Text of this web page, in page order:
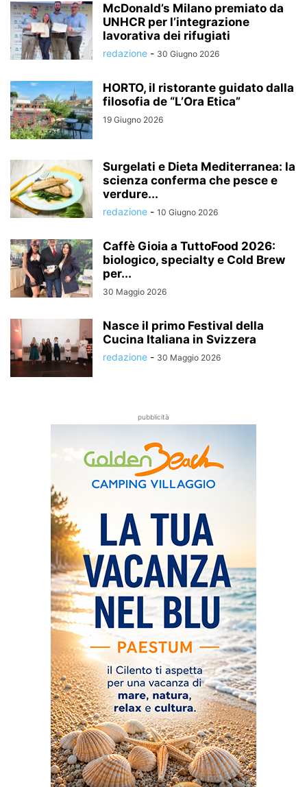
McDonald’s Milano premiato da
UNHCR per l’integrazione
lavorativa dei rifugiati
redazione - 30 Giugno 2026
HORTO, il ristorante guidato dalla
filosofia de “L’Ora Etica”
19 Giugno 2026
Surgelati e Dieta Mediterranea: la
scienza conferma che pesce e
verdure...
redazione - 10 Giugno 2026
Caffè Gioia a TuttoFood 2026:
biologico, specialty e Cold Brew
per...
30 Maggio 2026
Nasce il primo Festival della
Cucina Italiana in Svizzera
redazione - 30 Maggio 2026
pubblicità